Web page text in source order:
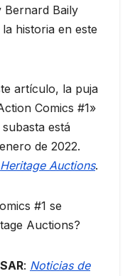
Bernard Baily
historia en este
artículo, la puja
Comics #1»
está
de 2022.
Heritage Auctions.
#1 se
Auctions?
: Noticias de